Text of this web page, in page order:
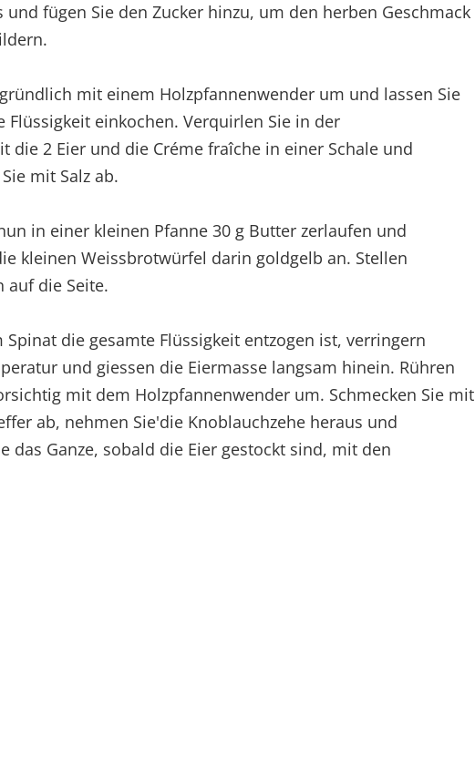
und fügen Sie den Zucker hinzu, um den herben Geschmack
mit einem Holzpfannenwender um und lassen Sie
Flüssigkeit einkochen. Verquirlen Sie in der
die 2 Eier und die Créme fraîche in einer Schale und
mit Salz ab.
in einer kleinen Pfanne 30 g Butter zerlaufen und
kleinen Weissbrotwürfel darin goldgelb an. Stellen
auf die Seite.
Spinat die gesamte Flüssigkeit entzogen ist, verringern
und giessen die Eiermasse langsam hinein. Rühren
mit dem Holzpfannenwender um. Schmecken Sie mit
ab, nehmen Sie'die Knoblauchzehe heraus und
das Ganze, sobald die Eier gestockt sind, mit den